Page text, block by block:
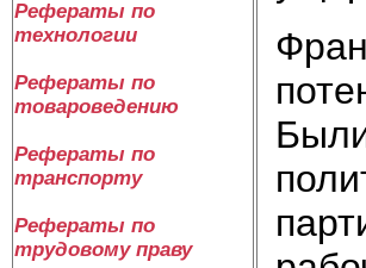
Рефераты по
технологии
Рефераты по
товароведению
Рефераты по
транспорту
Рефераты по
трудовому праву